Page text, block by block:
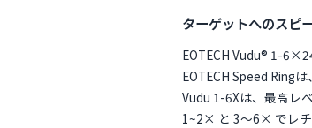
ターゲットへのスピ
EOTECH Vudu® 1-
EOTECH Speed Ring
Vudu 1-6Xは、最高レ
1~2× と 3～6× でレチ